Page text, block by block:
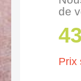
de
Prix